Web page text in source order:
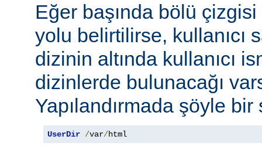
Eğer başında bölü
yolu belirtilirse, kullanıcı
dizinin altında kullanıcı
dizinlerde bulunacağı
Yapılandırmada şöyle bir
UserDir /var/html